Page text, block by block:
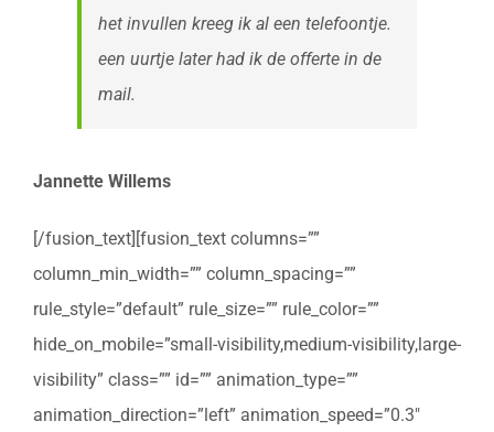
het invullen kreeg ik al een telefoontje.
een uurtje later had ik de offerte in de
mail.
Jannette Willems
[/fusion_text][fusion_text columns=””
column_min_width=”” column_spacing=””
rule_style=”default” rule_size=”” rule_color=””
hide_on_mobile=”small-visibility,medium-visibility,large-
visibility” class=”” id=”” animation_type=””
animation_direction=”left” animation_speed=”0.3″